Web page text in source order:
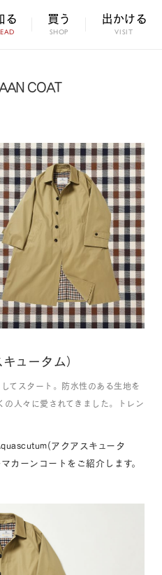
る 買う
SHOP
出かける
VISIT
COAT
キュータム）
てスタート。防水性のある生地を
の人々に愛されてきました。トレン
アクアスキュータ
カーンコートをご紹介します。